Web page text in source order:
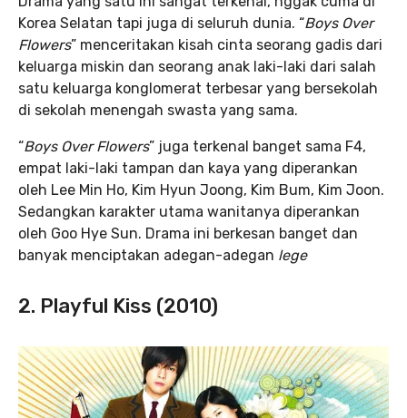
Korea Selatan tapi juga di seluruh dunia. “Boys Over
Flowers” menceritakan kisah cinta seorang gadis dari
keluarga miskin dan seorang anak laki-laki dari salah
satu keluarga konglomerat terbesar yang bersekolah
di sekolah menengah swasta yang sama.
“Boys Over Flowers” juga terkenal banget sama F4,
empat laki-laki tampan dan kaya yang diperankan
oleh Lee Min Ho, Kim Hyun Joong, Kim Bum, Kim Joon.
Sedangkan karakter utama wanitanya diperankan
oleh Goo Hye Sun. Drama ini berkesan banget dan
banyak menciptakan adegan-adegan lege
2. Playful Kiss (2010)